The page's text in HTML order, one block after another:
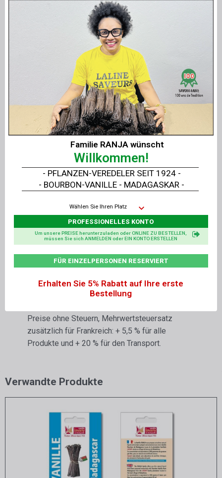
Zertifizierung
Zertifizierter Rohstoff durch FR-BIO-01
100 % aller Inhaltsstoffe stammen aus
biologischem Anbau.
100 % aller Inhaltsstoffe sind natürlichen
Ursprungs.
Verpackung:
Vakuumverpackt, in einer vollständig
recycelbaren, transparenten, lebensmittelechten
PET-Beutel pro250 Gramm.
Haltbarkeit - MHD: Im Vakuumbeutel: 36
Monate.
Lassen Sie das Vanillepulver beim Öffnen des
Vakuumbeutels mindestens 30 Minuten lüften.
Vor direkter Sonneneinstrahlung und
Öffnen Sie die Vakuumbeutel nach Bedarf.
Preise ohne Steuern, Mehrwertsteuersatz
zusätzlich für Frankreich: + 5,5 % für alle
Produkte und + 20 % für den Transport.
Verwandte Produkte
Familie RANJA wünscht
Willkommen!
- BOURBON-VANILLE - MADAGASKAR -
- PFLANZEN-VEREDELER SEIT 1924 -
Wählen Sie Ihren Platz
PROFESSIONELLES KONTO
FÜR EINZELPERSONEN RESERVIERT
Um unsere PREISE herunterzuladen oder ONLINE ZU BESTELLEN,
müssen Sie sich ANMELDEN oder EIN KONTO ERSTELLEN
Erhalten Sie 5% Rabatt auf Ihre erste
Bestellung